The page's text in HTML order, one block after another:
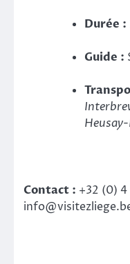
Durée :
Guide :
Contact : +32 (0) 4